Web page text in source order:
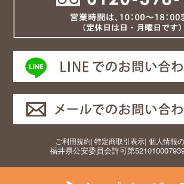
ご利用規約| 特定商取引表示| 個人情報
福井県公安委員会許可第